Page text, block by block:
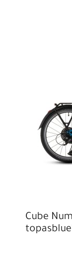
Cube